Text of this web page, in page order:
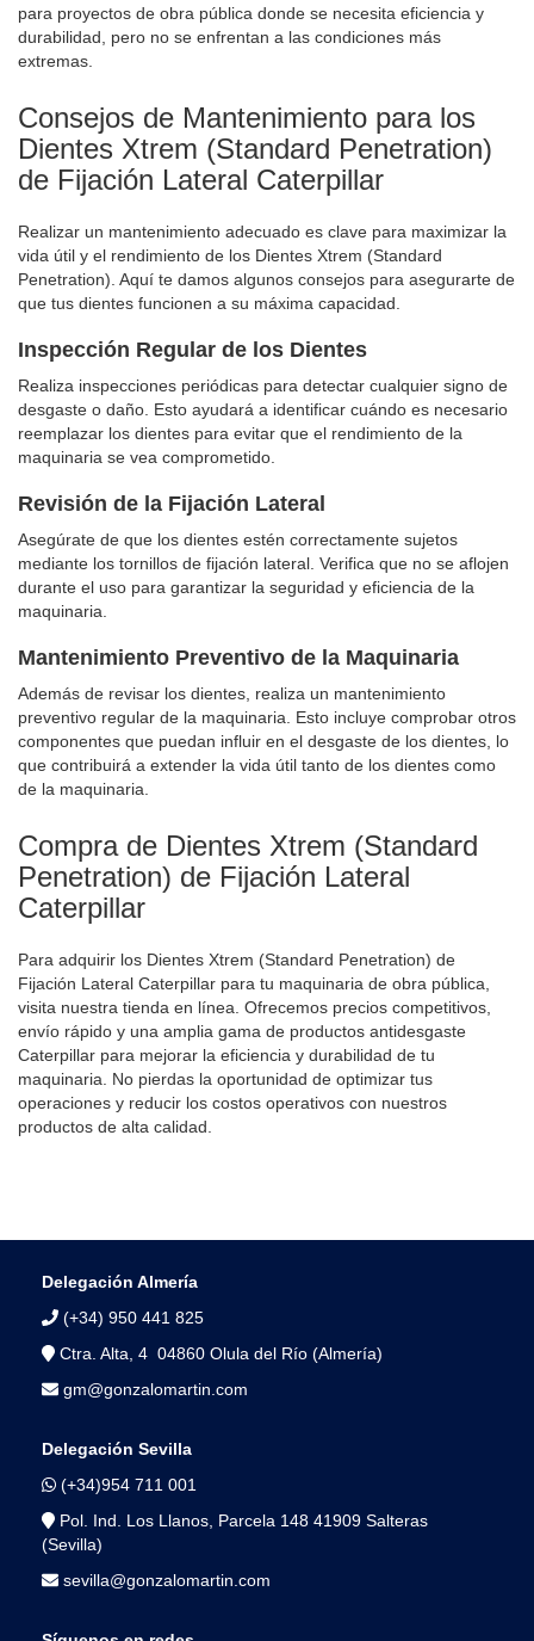
para proyectos de obra pública donde se necesita eficiencia y
durabilidad, pero no se enfrentan a las condiciones más
extremas.
Consejos de Mantenimiento para los
Dientes Xtrem (Standard Penetration)
de Fijación Lateral Caterpillar
Realizar un mantenimiento adecuado es clave para maximizar la
vida útil y el rendimiento de los Dientes Xtrem (Standard
Penetration). Aquí te damos algunos consejos para asegurarte de
que tus dientes funcionen a su máxima capacidad.
Inspección Regular de los Dientes
Realiza inspecciones periódicas para detectar cualquier signo de
desgaste o daño. Esto ayudará a identificar cuándo es necesario
reemplazar los dientes para evitar que el rendimiento de la
maquinaria se vea comprometido.
Revisión de la Fijación Lateral
Asegúrate de que los dientes estén correctamente sujetos
mediante los tornillos de fijación lateral. Verifica que no se aflojen
durante el uso para garantizar la seguridad y eficiencia de la
maquinaria.
Mantenimiento Preventivo de la Maquinaria
Además de revisar los dientes, realiza un mantenimiento
preventivo regular de la maquinaria. Esto incluye comprobar otros
componentes que puedan influir en el desgaste de los dientes, lo
que contribuirá a extender la vida útil tanto de los dientes como
de la maquinaria.
Compra de Dientes Xtrem (Standard
Penetration) de Fijación Lateral
Caterpillar
Para adquirir los Dientes Xtrem (Standard Penetration) de
Fijación Lateral Caterpillar para tu maquinaria de obra pública,
visita nuestra tienda en línea. Ofrecemos precios competitivos,
envío rápido y una amplia gama de productos antidesgaste
Caterpillar para mejorar la eficiencia y durabilidad de tu
maquinaria. No pierdas la oportunidad de optimizar tus
operaciones y reducir los costos operativos con nuestros
productos de alta calidad.
Delegación Almería
(+34) 950 441 825
Ctra. Alta, 4 04860 Olula del Río (Almería)
gm@gonzalomartin.com
Delegación Sevilla
(+34)954 711 001
Pol. Ind. Los Llanos, Parcela 148 41909 Salteras
(Sevilla)
sevilla@gonzalomartin.com